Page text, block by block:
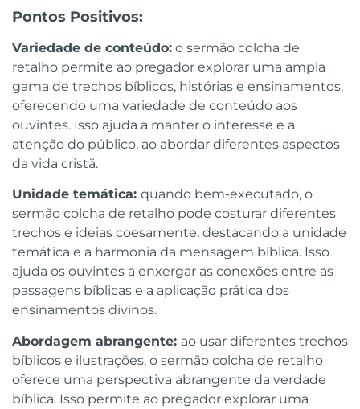
Pontos Positivos:
Variedade de conteúdo: o sermão colcha de
retalho permite ao pregador explorar uma ampla
gama de trechos bíblicos, histórias e ensinamentos,
oferecendo uma variedade de conteúdo aos
ouvintes. Isso ajuda a manter o interesse e a
atenção do público, ao abordar diferentes aspectos
da vida cristã.
Unidade temática: quando bem-executado, o
sermão colcha de retalho pode costurar diferentes
trechos e ideias coesamente, destacando a unidade
temática e a harmonia da mensagem bíblica. Isso
ajuda os ouvintes a enxergar as conexões entre as
passagens bíblicas e a aplicação prática dos
ensinamentos divinos.
Abordagem abrangente: ao usar diferentes trechos
bíblicos e ilustrações, o sermão colcha de retalho
oferece uma perspectiva abrangente da verdade
bíblica. Isso permite ao pregador explorar uma